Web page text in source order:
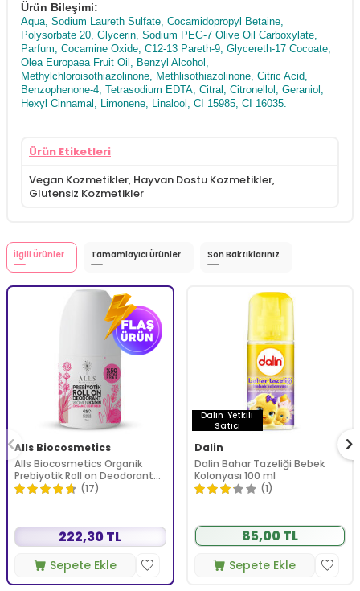
Ürün Bileşimi:
Aqua, Sodium Laureth Sulfate, Cocamidopropyl Betaine,
Polysorbate 20, Glycerin, Sodium PEG-7 Olive Oil Carboxylate,
Parfum, Cocamine Oxide, C12-13 Pareth-9, Glycereth-17 Cocoate,
Olea Europaea Fruit Oil, Benzyl Alcohol,
Methylchloroisothiazolinone, Methlisothiazolinone, Citric Acid,
Benzophenone-4, Tetrasodium EDTA, Citral, Citronellol, Geraniol,
Hexyl Cinnamal, Limonene, Linalool, CI 15985, CI 16035.
Ürün Etiketleri
Vegan Kozmetikler, Hayvan Dostu Kozmetikler,
Glutensiz Kozmetikler
İlgili Ürünler Tamamlayıcı Ürünler Son Baktıklarınız
Alls Biocosmetics
Alls Biocosmetics Organik
Prebiyotik Roll on Deodorant
75 ml - Kadınlar İçin
(17)
222,30 TL
Sepete Ekle
Dalin Yetkili
Satıcı
Dalin
Dalin Bahar Tazeliği Bebek
Kolonyası 100 ml
(1)
85,00 TL
Sepete Ekle